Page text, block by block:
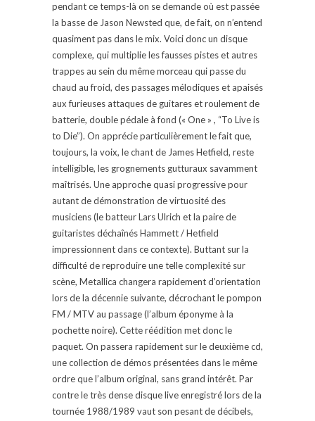
pendant ce temps-là on se demande où est passée
la basse de Jason Newsted que, de fait, on n’entend
quasiment pas dans le mix. Voici donc un disque
complexe, qui multiplie les fausses pistes et autres
trappes au sein du même morceau qui passe du
chaud au froid, des passages mélodiques et apaisés
aux furieuses attaques de guitares et roulement de
batterie, double pédale à fond (« One » , “To Live is
to Die”). On apprécie particulièrement le fait que,
toujours, la voix, le chant de James Hetfield, reste
intelligible, les grognements gutturaux savamment
maîtrisés. Une approche quasi progressive pour
autant de démonstration de virtuosité des
musiciens (le batteur Lars Ulrich et la paire de
guitaristes déchaînés Hammett / Hetfield
impressionnent dans ce contexte). Buttant sur la
difficulté de reproduire une telle complexité sur
scène, Metallica changera rapidement d’orientation
lors de la décennie suivante, décrochant le pompon
FM / MTV au passage (l’album éponyme à la
pochette noire). Cette réédition met donc le
paquet. On passera rapidement sur le deuxième cd,
une collection de démos présentées dans le même
ordre que l’album original, sans grand intérêt. Par
contre le très dense disque live enregistré lors de la
tournée 1988/1989 vaut son pesant de décibels,